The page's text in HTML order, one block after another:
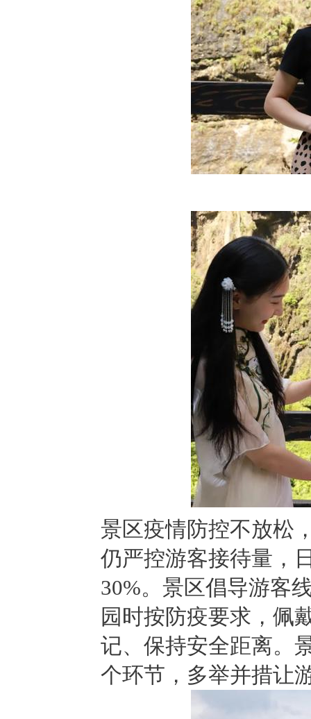
景区疫情防控不放松
仍严控游客接待量，
30%。景区倡导游客
园时按防疫要求，佩
记、保持安全距离。
个环节，多举并措让